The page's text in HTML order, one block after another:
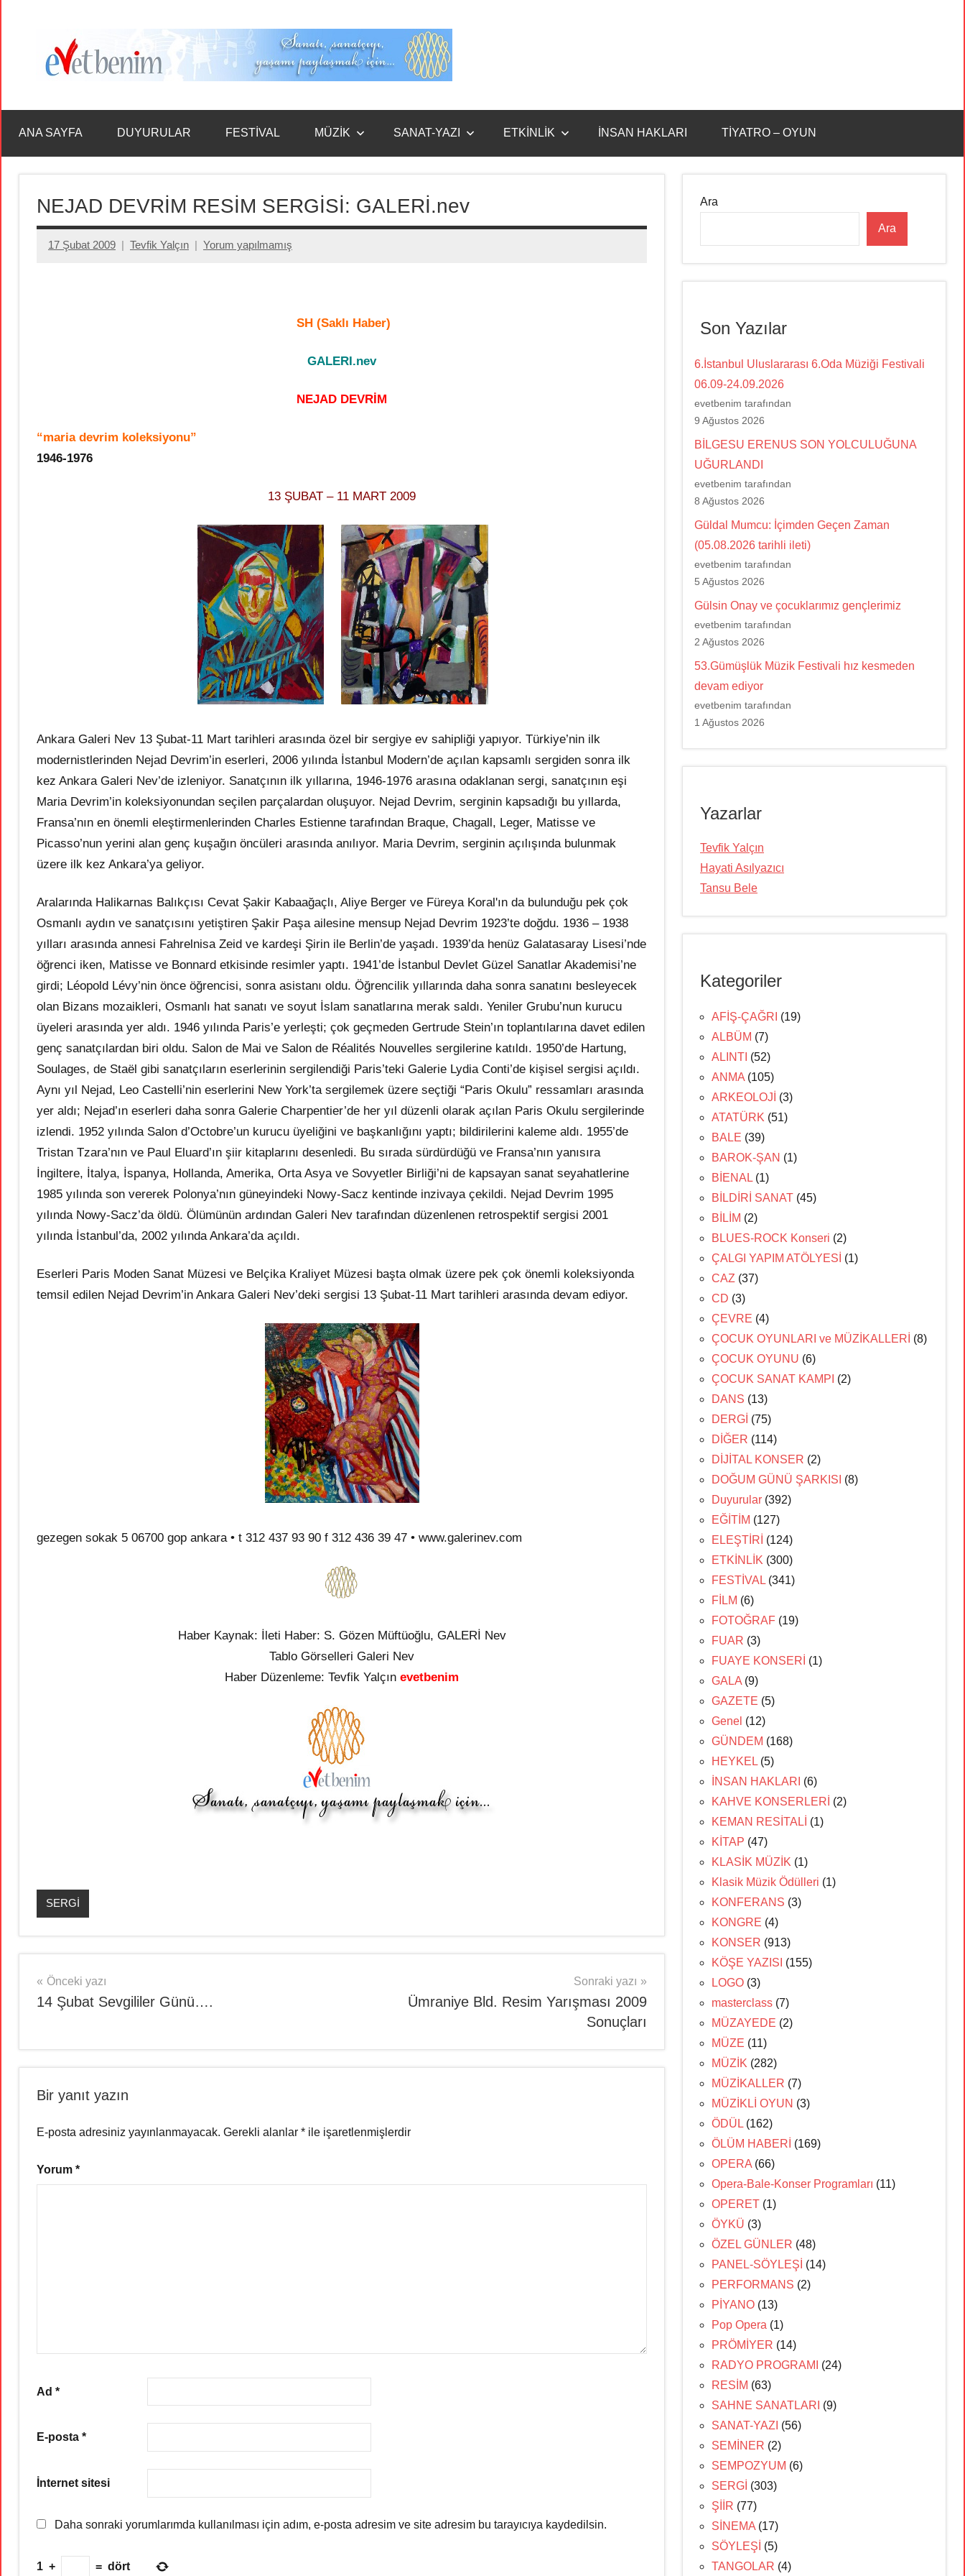
Benim
ANA SAYFA DUYURULAR FESTİVAL MÜZİK SANAT-YAZI ETKİNLİK İNSAN HAKLARI TİYATRO – OYUN
NEJAD DEVRİM RESİM SERGİSİ: GALERİ.nev
17 Şubat 2009 Tevfik Yalçın Yorum yapılmamış
SH (Saklı Haber)
GALERI.nev
NEJAD DEVRİM
“maria devrim koleksiyonu”
1946-1976
13 ŞUBAT – 11 MART 2009
Ankara Galeri Nev 13 Şubat-11 Mart tarihleri arasında özel bir sergiye ev sahipliği yapıyor. Türkiye’nin ilk
modernistlerinden Nejad Devrim’in eserleri, 2006 yılında İstanbul Modern’de açılan kapsamlı sergiden sonra ilk
kez Ankara Galeri Nev’de izleniyor. Sanatçının ilk yıllarına, 1946-1976 arasına odaklanan sergi, sanatçının eşi
Maria Devrim’in koleksiyonundan seçilen parçalardan oluşuyor. Nejad Devrim, serginin kapsadığı bu yıllarda,
Fransa’nın en önemli eleştirmenlerinden Charles Estienne tarafından Braque, Chagall, Leger, Matisse ve
Picasso’nun yerini alan genç kuşağın öncüleri arasında anılıyor. Maria Devrim, serginin açılışında bulunmak
üzere ilk kez Ankara’ya geliyor.
Aralarında Halikarnas Balıkçısı Cevat Şakir Kabaağaçlı, Aliye Berger ve Füreya Koral'ın da bulunduğu pek çok
Osmanlı aydın ve sanatçısını yetiştiren Şakir Paşa ailesine mensup Nejad Devrim 1923’te doğdu. 1936 – 1938
yılları arasında annesi Fahrelnisa Zeid ve kardeşi Şirin ile Berlin’de yaşadı. 1939’da henüz Galatasaray Lisesi’nde
öğrenci iken, Matisse ve Bonnard etkisinde resimler yaptı. 1941’de İstanbul Devlet Güzel Sanatlar Akademisi’ne
girdi; Léopold Lévy’nin önce öğrencisi, sonra asistanı oldu. Öğrencilik yıllarında daha sonra sanatını besleyecek
olan Bizans mozaikleri, Osmanlı hat sanatı ve soyut İslam sanatlarına merak saldı. Yeniler Grubu’nun kurucu
üyeleri arasında yer aldı. 1946 yılında Paris’e yerleşti; çok geçmeden Gertrude Stein’ın toplantılarına davet edilen
genç sanatçılardan biri oldu. Salon de Mai ve Salon de Réalités Nouvelles sergilerine katıldı. 1950’de Hartung,
Soulages, de Staël gibi sanatçıların eserlerinin sergilendiği Paris’teki Galerie Lydia Conti’de kişisel sergisi açıldı.
Aynı yıl Nejad, Leo Castelli’nin eserlerini New York’ta sergilemek üzere seçtiği “Paris Okulu” ressamları arasında
yer aldı; Nejad’ın eserleri daha sonra Galerie Charpentier’de her yıl düzenli olarak açılan Paris Okulu sergilerinde
izlendi. 1952 yılında Salon d’Octobre’un kurucu üyeliğini ve başkanlığını yaptı; bildirilerini kaleme aldı. 1955’de
Tristan Tzara’nın ve Paul Eluard’ın şiir kitaplarını desenledi. Bu sırada sürdürdüğü ve Fransa’nın yanısıra
İngiltere, İtalya, İspanya, Hollanda, Amerika, Orta Asya ve Sovyetler Birliği’ni de kapsayan sanat seyahatlerine
1985 yılında son vererek Polonya’nın güneyindeki Nowy-Sacz kentinde inzivaya çekildi. Nejad Devrim 1995
yılında Nowy-Sacz’da öldü. Ölümünün ardından Galeri Nev tarafından düzenlenen retrospektif sergisi 2001
yılında İstanbul’da, 2002 yılında Ankara’da açıldı.
Eserleri Paris Moden Sanat Müzesi ve Belçika Kraliyet Müzesi başta olmak üzere pek çok önemli koleksiyonda
temsil edilen Nejad Devrim’in Ankara Galeri Nev’deki sergisi 13 Şubat-11 Mart tarihleri arasında devam ediyor.
gezegen sokak 5 06700 gop ankara • t 312 437 93 90 f 312 436 39 47 • www.galerinev.com
Haber Kaynak: İleti Haber: S. Gözen Müftüoğlu, GALERİ Nev
Tablo Görselleri Galeri Nev
Haber Düzenleme: Tevfik Yalçın evetbenim
SERGİ
Yazı
gezinmesi
Önceki yazı
14 Şubat Sevgililer Günü….
Sonraki yazı
Ümraniye Bld. Resim Yarışması 2009
Sonuçları
Bir yanıt yazın
E-posta adresiniz yayınlanmayacak. Gerekli alanlar * ile işaretlenmişlerdir
Yorum *
Ad *
E-posta *
İnternet sitesi
Daha sonraki yorumlarımda kullanılması için adım, e-posta adresim ve site adresim bu tarayıcıya kaydedilsin.
1 + = dört
Ara
Ara
Son Yazılar
6.İstanbul Uluslararası 6.Oda Müziği Festivali
06.09-24.09.2026
evetbenim tarafından
9 Ağustos 2026
BİLGESU ERENUS SON YOLCULUĞUNA
UĞURLANDI
evetbenim tarafından
8 Ağustos 2026
Güldal Mumcu: İçimden Geçen Zaman
(05.08.2026 tarihli ileti)
evetbenim tarafından
5 Ağustos 2026
Gülsin Onay ve çocuklarımız gençlerimiz
evetbenim tarafından
2 Ağustos 2026
53.Gümüşlük Müzik Festivali hız kesmeden
devam ediyor
evetbenim tarafından
1 Ağustos 2026
Yazarlar
Tevfik Yalçın
Hayati Asılyazıcı
Tansu Bele
Kategoriler
AFİŞ-ÇAĞRI (19)
ALBÜM (7)
ALINTI (52)
ANMA (105)
ARKEOLOJİ (3)
ATATÜRK (51)
BALE (39)
BAROK-ŞAN (1)
BİENAL (1)
BİLDİRİ SANAT (45)
BİLİM (2)
BLUES-ROCK Konseri (2)
ÇALGI YAPIM ATÖLYESİ (1)
CAZ (37)
CD (3)
ÇEVRE (4)
ÇOCUK OYUNLARI ve MÜZİKALLERİ (8)
ÇOCUK OYUNU (6)
ÇOCUK SANAT KAMPI (2)
DANS (13)
DERGİ (75)
DİĞER (114)
DİJİTAL KONSER (2)
DOĞUM GÜNÜ ŞARKISI (8)
Duyurular (392)
EĞİTİM (127)
ELEŞTİRİ (124)
ETKİNLİK (300)
FESTİVAL (341)
FİLM (6)
FOTOĞRAF (19)
FUAR (3)
FUAYE KONSERİ (1)
GALA (9)
GAZETE (5)
Genel (12)
GÜNDEM (168)
HEYKEL (5)
İNSAN HAKLARI (6)
KAHVE KONSERLERİ (2)
KEMAN RESİTALİ (1)
KİTAP (47)
KLASİK MÜZİK (1)
Klasik Müzik Ödülleri (1)
KONFERANS (3)
KONGRE (4)
KONSER (913)
KÖŞE YAZISI (155)
LOGO (3)
masterclass (7)
MÜZAYEDE (2)
MÜZE (11)
MÜZİK (282)
MÜZİKALLER (7)
MÜZİKLİ OYUN (3)
ÖDÜL (162)
ÖLÜM HABERİ (169)
OPERA (66)
Opera-Bale-Konser Programları (11)
OPERET (1)
ÖYKÜ (3)
ÖZEL GÜNLER (48)
PANEL-SÖYLEŞİ (14)
PERFORMANS (2)
PİYANO (13)
Pop Opera (1)
PRÖMİYER (14)
RADYO PROGRAMI
(24)
RESİM (63)
SAHNE SANATLARI (9)
SANAT-YAZI (56)
SEMİNER (2)
SEMPOZYUM (6)
SERGİ (303)
ŞİİR (77)
SİNEMA (17)
SÖYLEŞİ (5)
TANGOLAR (4)